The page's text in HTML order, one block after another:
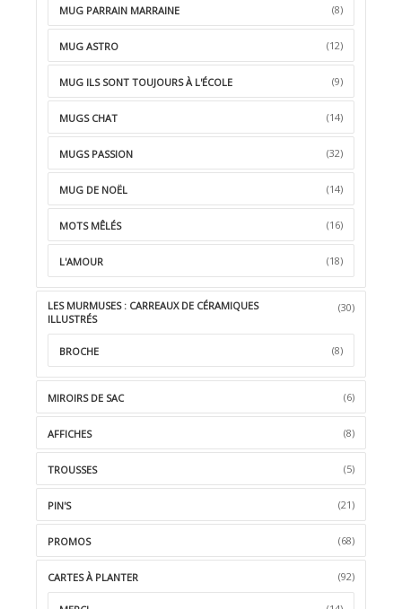
MUG PARRAIN MARRAINE (8)
MUG ASTRO (12)
MUG ILS SONT TOUJOURS À L'ÉCOLE (9)
MUGS CHAT (14)
MUGS PASSION (32)
MUG DE NOËL (14)
MOTS MÊLÉS (16)
L'AMOUR (18)
LES MURMUSES : CARREAUX DE CÉRAMIQUES
ILLUSTRÉS
(30)
BROCHE (8)
MIROIRS DE SAC (6)
AFFICHES (8)
TROUSSES (5)
PIN'S (21)
PROMOS (68)
CARTES À PLANTER (92)